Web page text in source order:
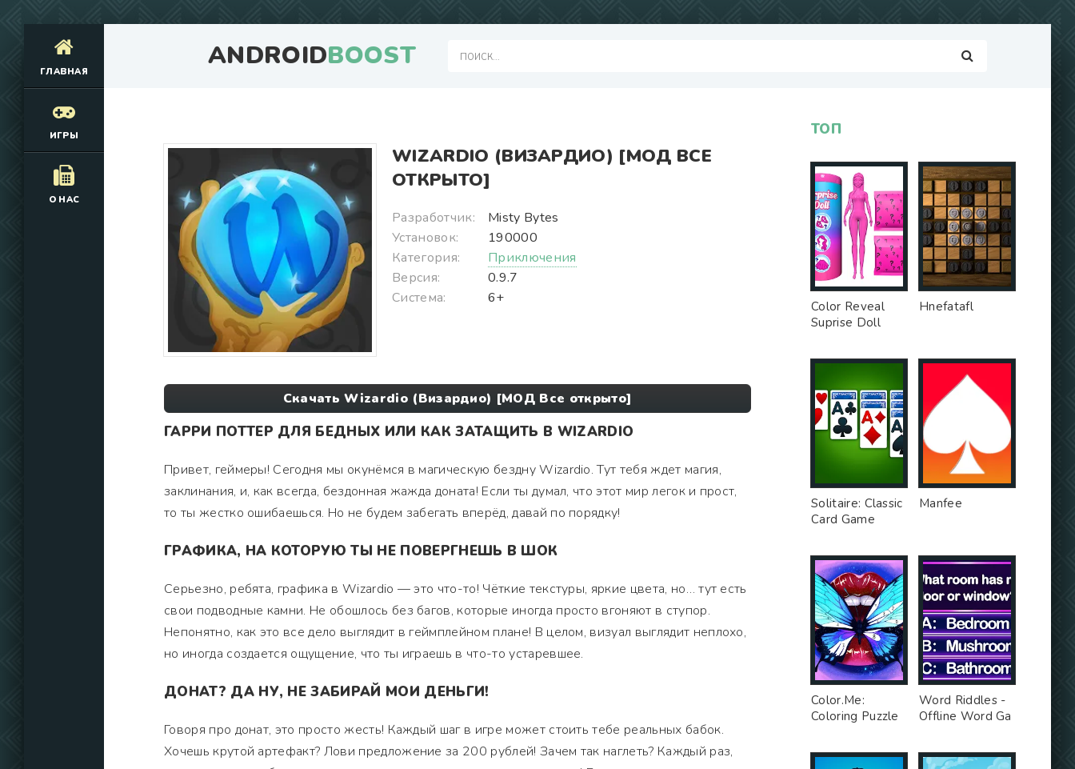
ANDROIDBOOST
ГЛАВНАЯ
ИГРЫ
О НАС
WIZARDIO (ВИЗАРДИО) [МОД ВСЕ
ОТКРЫТО]
Разработчик:
Misty Bytes
Установок:
190000
Категория:
Приключения
Версия:
0.9.7
Система:
6+
Скачать Wizardio (Визардио) [МОД Все открыто]
ГАРРИ ПОТТЕР ДЛЯ БЕДНЫХ ИЛИ КАК ЗАТАЩИТЬ В WIZARDIO
Привет, геймеры! Сегодня мы окунёмся в магическую бездну Wizardio. Тут тебя ждет магия,
заклинания, и, как всегда, бездонная жажда доната! Если ты думал, что этот мир легок и прост,
то ты жестко ошибаешься. Но не будем забегать вперёд, давай по порядку!
ГРАФИКА, НА КОТОРУЮ ТЫ НЕ ПОВЕРГНЕШЬ В ШОК
Серьезно, ребята, графика в Wizardio — это что-то! Чёткие текстуры, яркие цвета, но… тут есть
свои подводные камни. Не обошлось без багов, которые иногда просто вгоняют в ступор.
Непонятно, как это все дело выглядит в геймплейном плане! В целом, визуал выглядит неплохо,
но иногда создается ощущение, что ты играешь в что-то устаревшее.
ДОНАТ? ДА НУ, НЕ ЗАБИРАЙ МОИ ДЕНЬГИ!
Говоря про донат, это просто жесть! Каждый шаг в игре может стоить тебе реальных бабок.
Хочешь крутой артефакт? Лови предложение за 200 рублей! Зачем так наглеть? Каждый раз,
ТОП
Color Reveal
Suprise Doll
Hnefatafl
Solitaire: Classic
Card Game
Manfee
Color.Me:
Coloring Puzzle
Word Riddles -
Offline Word Ga